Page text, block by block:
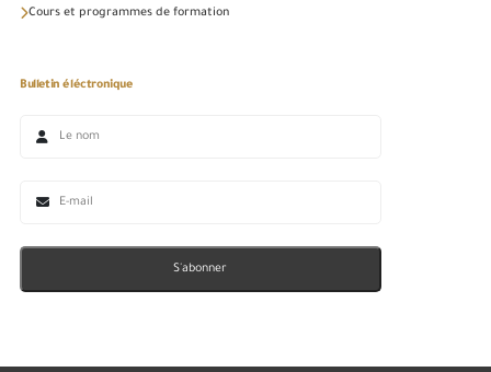
Cours et programmes de formation
Bulletin éléctronique
S'abonner